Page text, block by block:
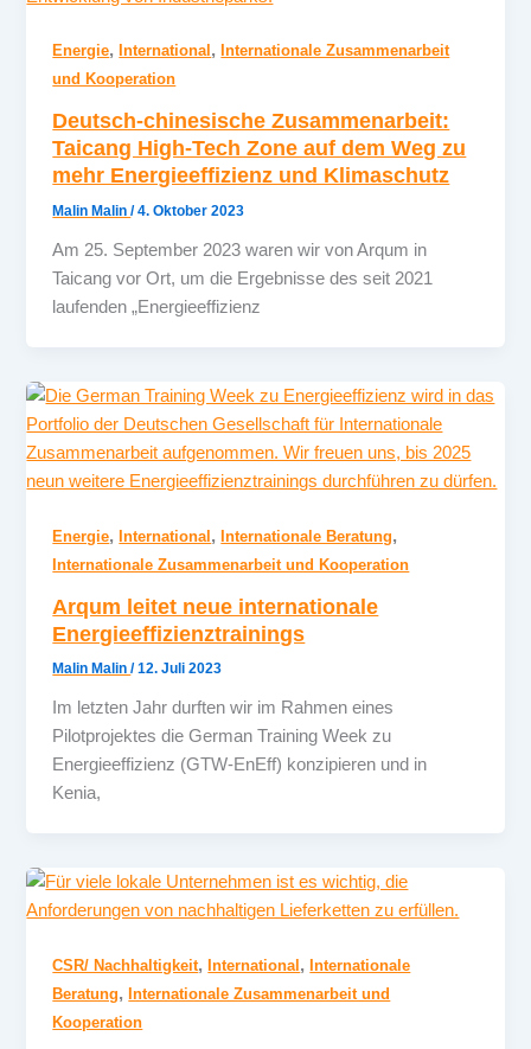
Energie, International , Internationale Zusammenarbeit
und Kooperation
Deutsch-chinesische Zusammenarbeit:
Taicang High-Tech Zone auf dem Weg zu
mehr Energieeffizienz und Klimaschutz
Malin Malin/4. Oktober 2023
Am 25. September 2023 waren wir von Arqum in
Taicang vor Ort, um die Ergebnisse des seit 2021
laufenden „Energieeffizienz
Energie, International , Internationale Beratung,
Internationale Zusammenarbeit und Kooperation
Arqum leitet neue internationale
Energieeffizienztrainings
Malin Malin/12. Juli 2023
Im letzten Jahr durften wir im Rahmen eines
Pilotprojektes die German Training Week zu
Energieeffizienz (GTW-EnEff) konzipieren und in
Kenia,
CSR/ Nachhaltigkeit, International , Internationale
Beratung, Internationale Zusammenarbeit und
Kooperation